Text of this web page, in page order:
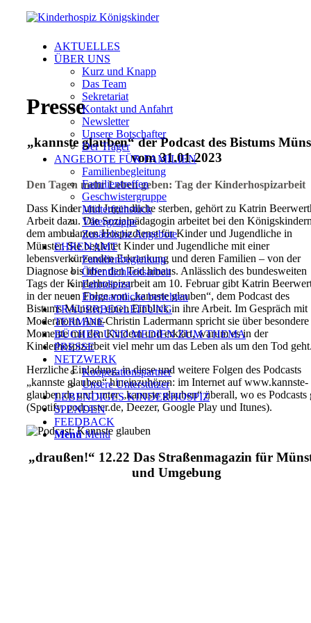
AKTUELLES
ÜBER UNS
Kurz und Knapp
Das Team
Sekretariat
Kontakt und Anfahrt
Newsletter
Unsere Botschafter
Der Träger
ANGEBOTE FÜR FAMILIEN
Familienbegleitung
Familientreffen
Geschwistergruppe
Mütterfrühstück
Vätergruppe
Zusätzliche Angebote
EHRENAMT
Familienbegleitung
Öffentlichkeitsarbeit
Fahrtdienst
Ehrenamtliche berichten
TRAUERBEGLEITUNG
TERMINE
BÜCHER UND MEDIEN ZUM THEMA
PRESSE
NETZWERK
Kooperationspartner
Unsere Unterstützer
LEBENDIGES KINDERHOSPIZ
SPENDEN
FEEDBACK
Menü Menü
Presse
„kannste glauben“ der Podcast des Bistums
vom 31.01.2023
Den Tagen mehr Leben geben: Tag der Kinderhospizarbeit
Dass Kinder und Jugendliche sterben, gehört zu Katrin
Arbeit dazu. Die Sozialpädagogin arbeitet bei den
dem ambulanten Hospizdienst für Kinder und Jugendliche in
Münster. Sie begleitet Kinder und Jugendliche mit einer
lebensverkürzenden Erkrankung und deren Familien – von der
Diagnose bis über den Tod hinaus. Anlässlich des bundesweiten
Tags der Kinderhospizarbeit am 10. Februar gibt Katrin
in der neuen Folge von „kannste glauben“, dem Podcast des
Bistums Münster, einen Einblick in ihre Arbeit. Im Gespräch mit
Moderatorin Ann-Christin Ladermann spricht sie über besondere
Momente mit den Kindern und erklärt, warum es in der
Kinderhospizarbeit viel mehr um das Leben als um den Tod
Herzliche Einladung, in diese und weitere Folgen des Podcasts
„kannste glauben“ hineinzuhören: im Internet auf www.kannste-
glauben.de und unter „kannste glauben“ überall, wo es Podcasts
(Spotify, podcaster.de, Deezer, Google Play und Itunes).
„draußen!“ 12.22 Das Straßenmagazin für
und Umgebung